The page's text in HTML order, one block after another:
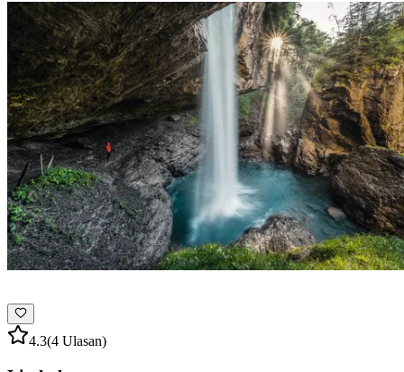
4.3(4 Ulasan)